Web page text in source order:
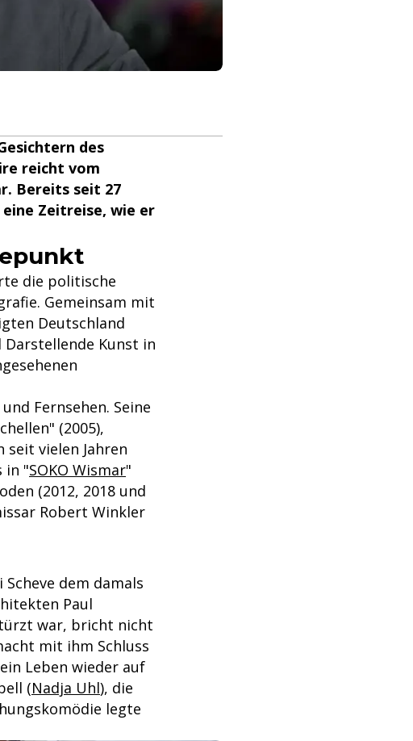
des
reicht vom
Bereits seit 27
Zeitreise, wie er
die politische
Gemeinsam mit
Deutschland
Kunst in
und Fernsehen. Seine
(2005),
seit vielen Jahren
in "SOKO Wismar"
(2012, 2018 und
Robert Winkler
dem damals
Paul
war, bricht nicht
mit ihm Schluss
Leben wieder auf
(Nadja Uhl), die
legte